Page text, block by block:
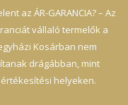
az ÁR-GARANCIA? – Az
vállaló termelők a
Kosárban nem
drágábban, mint
helyeken.